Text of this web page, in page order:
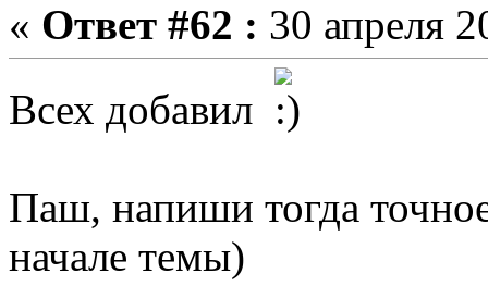
« Ответ #62 : 30 апреля
Всех добавил
Паш, напиши тогда
начале темы)